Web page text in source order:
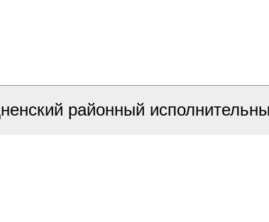
районный